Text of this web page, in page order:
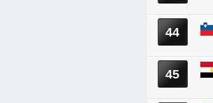
44
45